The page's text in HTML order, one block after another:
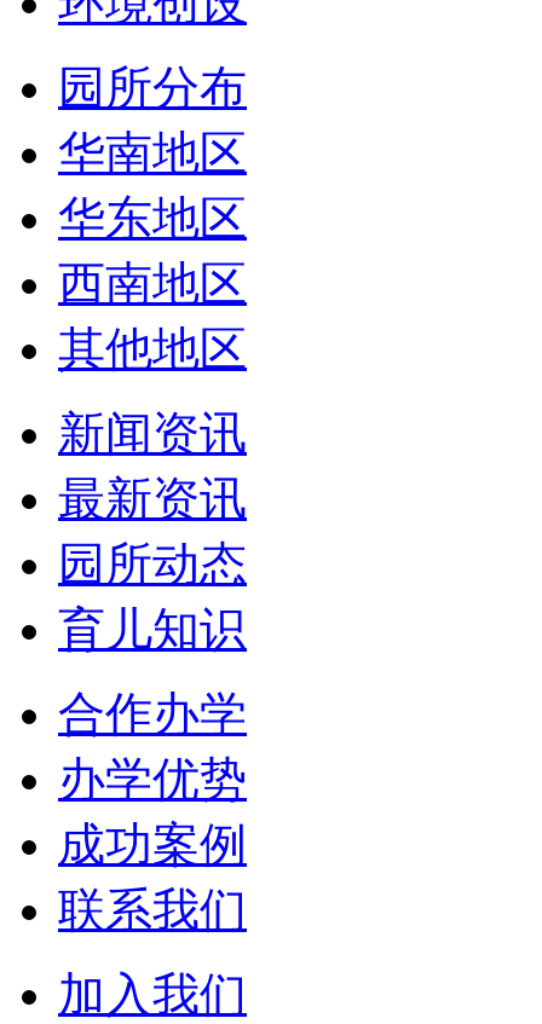
园所分布
华南地区
华东地区
西南地区
其他地区
新闻资讯
最新资讯
园所动态
育儿知识
合作办学
办学优势
成功案例
联系我们
加入我们